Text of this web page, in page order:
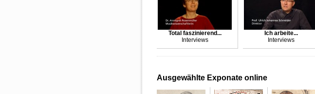
Total faszinierend...
Interviews
Ich arbeite...
Interviews
Ausgewählte Exponate online